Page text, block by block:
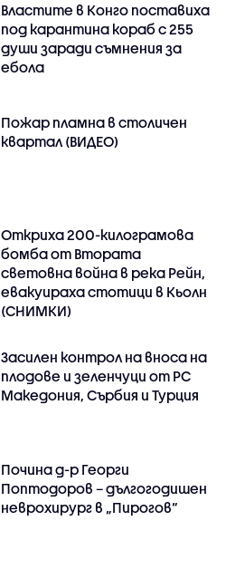
Властите в Конго поставиха
под карантина кораб с 255
души заради съмнения за
ебола
Пожар пламна в столичен
квартал (ВИДЕО)
Откриха 200-килограмова
бомба от Втората
световна война в река Рейн,
евакуираха стотици в Кьолн
(СНИМКИ)
Засилен контрол на вноса на
плодове и зеленчуци от РС
Македония, Сърбия и Турция
Почина д-р Георги
Поптодоров – дългогодишен
неврохирург в „Пирогов“